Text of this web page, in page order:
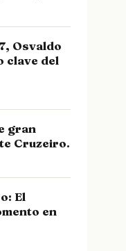
Osvaldo
clave del
gran
Cruzeiro.
El
en